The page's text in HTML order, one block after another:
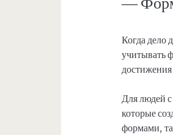
Когда дело
учитывать
Для людей
которые
формами,